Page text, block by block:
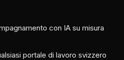
con IA su misura
portale di lavoro svizzero